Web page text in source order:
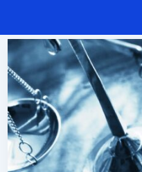
au
contenu
Résultats de
Voici les